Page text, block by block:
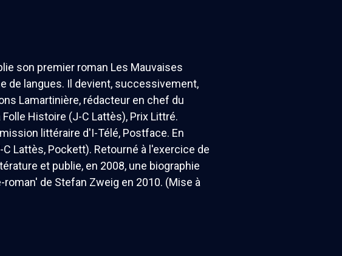
son premier roman Les Mauvaises
de langues. Il devient, successivement,
Lamartinière, rédacteur en chef du
Histoire (J-C Lattès), Prix Littré.
littéraire d'I-Télé, Postface. En
Lattès, Pockett). Retourné à l'exercice de
et publie, en 2008, une biographie
de Stefan Zweig en 2010. (Mise à